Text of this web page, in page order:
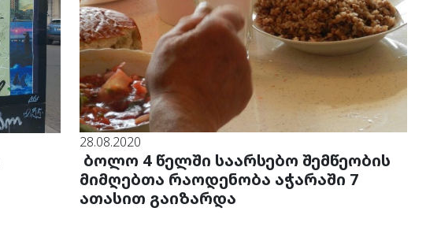
28.08.2020
ბოლო 4 წელში საარსებო შემწეობის
მიმღებთა რაოდენობა აჭარაში 7
ათასით გაიზარდა